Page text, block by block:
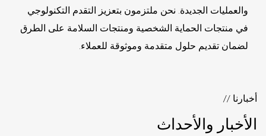
والعمليات الجديدة. نحن ملتزمون بتعزيز التقدم التكنولوجي
في منتجات الحماية الشخصية ومنتجات السلامة على الطرق
لضمان تقديم حلول متقدمة وموثوقة للعملاء.
أخبارنا //
الأخبار والأحداث